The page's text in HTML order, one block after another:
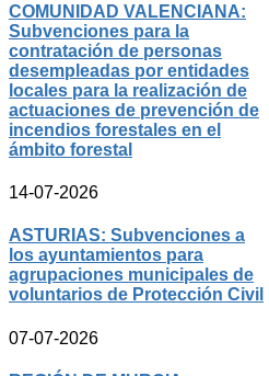
COMUNIDAD VALENCIANA:
Subvenciones para la
contratación de personas
desempleadas por entidades
locales para la realización de
actuaciones de prevención de
incendios forestales en el
ámbito forestal
14-07-2026
ASTURIAS: Subvenciones a
los ayuntamientos para
agrupaciones municipales de
voluntarios de Protección Civil
07-07-2026